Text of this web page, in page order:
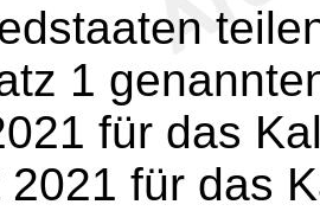
1
für das
2021 für das